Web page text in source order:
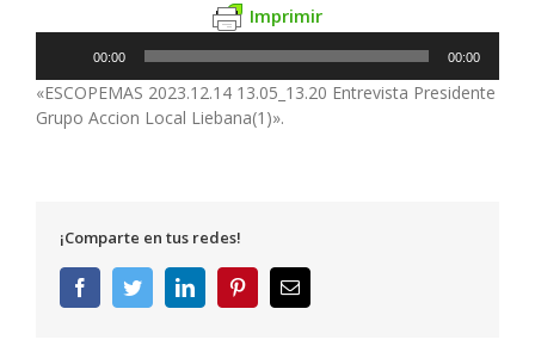
Imprimir
audio
00:00 00:00
«ESCOPEMAS 2023.12.14 13.05_13.20 Entrevista Presidente
Grupo Accion Local Liebana(1)».
¡Comparte en tus redes!
FacebookTwitterLinkedInPinterestCorreo
electrónico